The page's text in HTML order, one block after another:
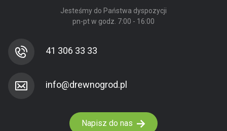
Jesteśmy do Państwa dyspozycji
pn-pt w godz. 7:00 - 16:00
41 306 33 33
Napisz do nas